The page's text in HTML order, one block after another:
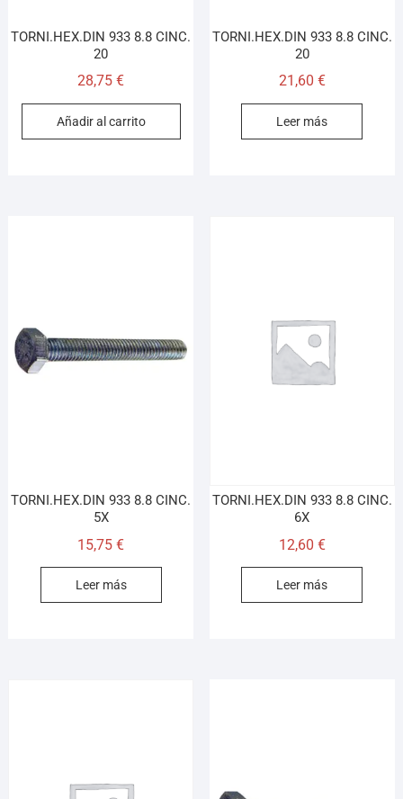
TORNI.HEX.DIN 933 8.8 CINC.
20
28,75€
Añadir al carrito
TORNI.HEX.DIN 933 8.8 CINC.
20
21,60 €
Leer más
TORNI.HEX.DIN 933 8.8 CINC.
5X
15,75€
Leer más
TORNI.HEX.DIN 933 8.8 CINC.
6X
12,60 €
Leer más